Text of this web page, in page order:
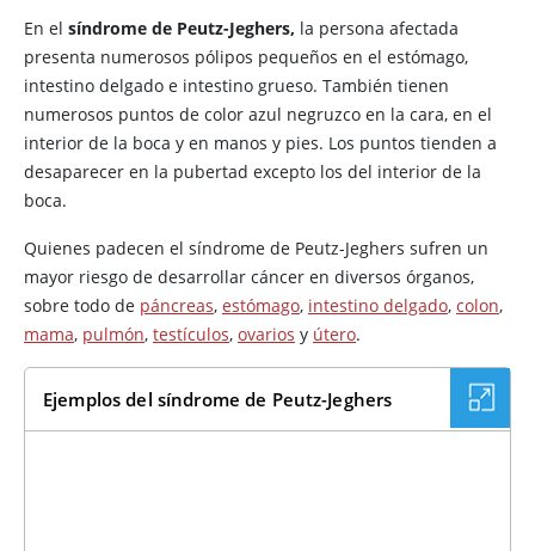
En el síndrome de Peutz-Jeghers, la persona afectada
presenta numerosos pólipos pequeños en el estómago,
intestino delgado e intestino grueso. También tienen
numerosos puntos de color azul negruzco en la cara, en el
interior de la boca y en manos y pies. Los puntos tienden a
desaparecer en la pubertad excepto los del interior de la
boca.
Quienes padecen el síndrome de Peutz-Jeghers sufren un
mayor riesgo de desarrollar cáncer en diversos órganos,
sobre todo de páncreas, estómago, intestino delgado, colon,
mama, pulmón, testículos, ovarios y útero.
Ejemplos del síndrome de Peutz-Jeghers